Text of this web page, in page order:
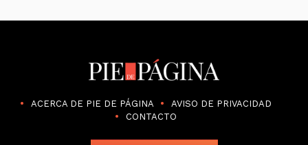
ACERCA DE PIE DE PÁGINA
AVISO DE PRIVACIDAD
CONTACTO